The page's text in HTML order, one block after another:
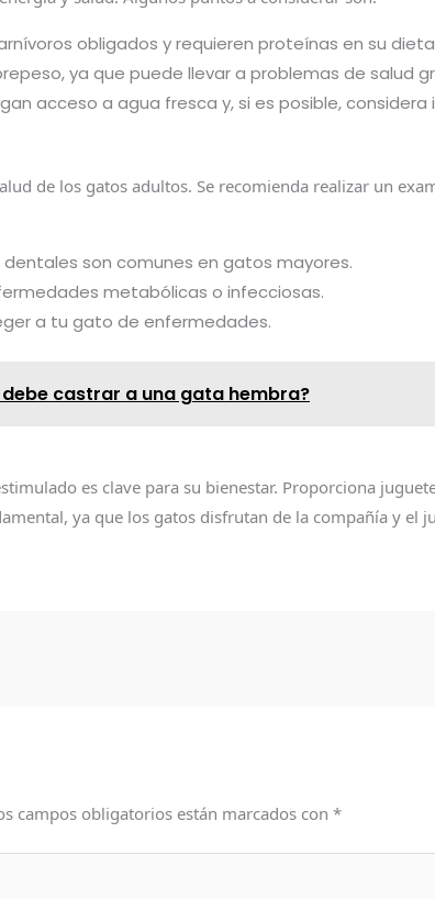
obligados y requieren proteínas en su
ya que puede llevar a problemas de salud
acceso a agua fresca y, si es posible,
de los gatos adultos. Se recomienda realizar un
son comunes en gatos mayores.
metabólicas o infecciosas.
a tu gato de enfermedades.
debe castrar a una gata hembra?
es clave para su bienestar. Proporciona
ya que los gatos disfrutan de la compañía y el
campos obligatorios están marcados con *